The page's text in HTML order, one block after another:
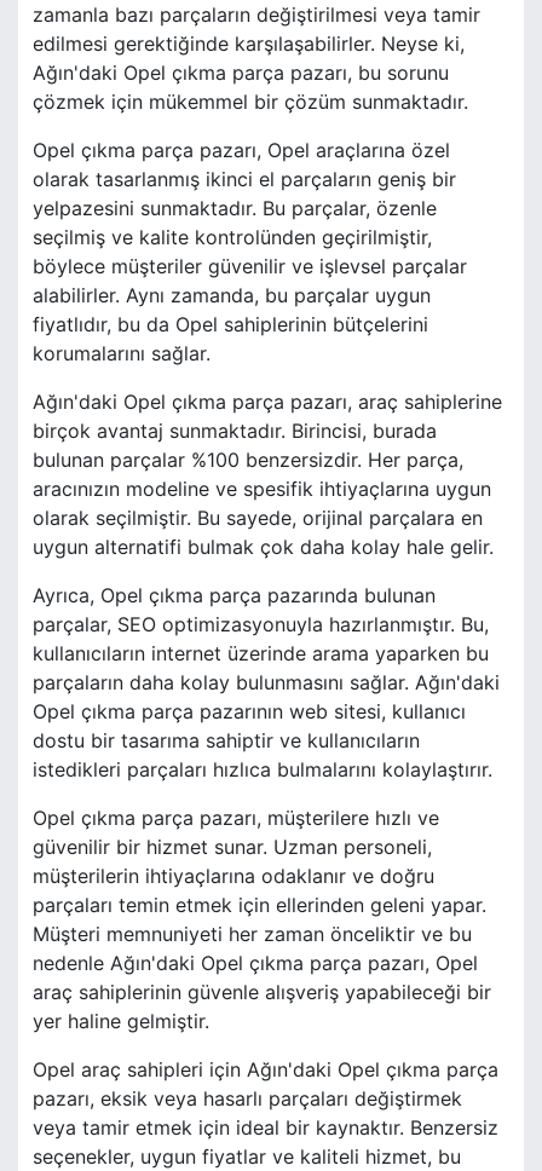
zamanla bazı parçaların değiştirilmesi veya tamir
edilmesi gerektiğinde karşılaşabilirler. Neyse ki,
Ağın'daki Opel çıkma parça pazarı, bu sorunu
çözmek için mükemmel bir çözüm sunmaktadır.
Opel çıkma parça pazarı, Opel araçlarına özel
olarak tasarlanmış ikinci el parçaların geniş bir
yelpazesini sunmaktadır. Bu parçalar, özenle
seçilmiş ve kalite kontrolünden geçirilmiştir,
böylece müşteriler güvenilir ve işlevsel parçalar
alabilirler. Aynı zamanda, bu parçalar uygun
fiyatlıdır, bu da Opel sahiplerinin bütçelerini
korumalarını sağlar.
Ağın'daki Opel çıkma parça pazarı, araç sahiplerine
birçok avantaj sunmaktadır. Birincisi, burada
bulunan parçalar %100 benzersizdir. Her parça,
aracınızın modeline ve spesifik ihtiyaçlarına uygun
olarak seçilmiştir. Bu sayede, orijinal parçalara en
uygun alternatifi bulmak çok daha kolay hale gelir.
Ayrıca, Opel çıkma parça pazarında bulunan
parçalar, SEO optimizasyonuyla hazırlanmıştır. Bu,
kullanıcıların internet üzerinde arama yaparken bu
parçaların daha kolay bulunmasını sağlar. Ağın'daki
Opel çıkma parça pazarının web sitesi, kullanıcı
dostu bir tasarıma sahiptir ve kullanıcıların
istedikleri parçaları hızlıca bulmalarını kolaylaştırır.
Opel çıkma parça pazarı, müşterilere hızlı ve
güvenilir bir hizmet sunar. Uzman personeli,
müşterilerin ihtiyaçlarına odaklanır ve doğru
parçaları temin etmek için ellerinden geleni yapar.
Müşteri memnuniyeti her zaman önceliktir ve bu
nedenle Ağın'daki Opel çıkma parça pazarı, Opel
araç sahiplerinin güvenle alışveriş yapabileceği bir
yer haline gelmiştir.
Opel araç sahipleri için Ağın'daki Opel çıkma parça
pazarı, eksik veya hasarlı parçaları değiştirmek
veya tamir etmek için ideal bir kaynaktır. Benzersiz
seçenekler, uygun fiyatlar ve kaliteli hizmet, bu